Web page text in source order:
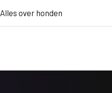
Alles over honden